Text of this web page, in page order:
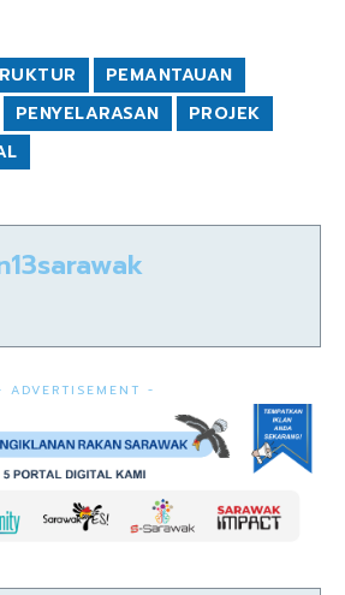
PEMANTAUAN
PENYELARASAN
PROJEK
ADVERTISEMENT -